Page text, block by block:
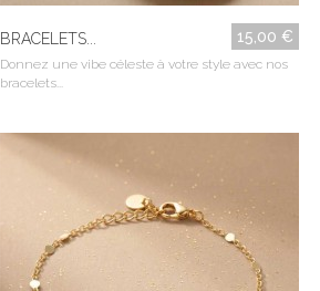
BRACELETS... 15,00 €
Donnez une vibe céleste à votre style avec nos
bracelets...